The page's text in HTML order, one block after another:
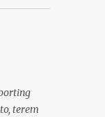
terem